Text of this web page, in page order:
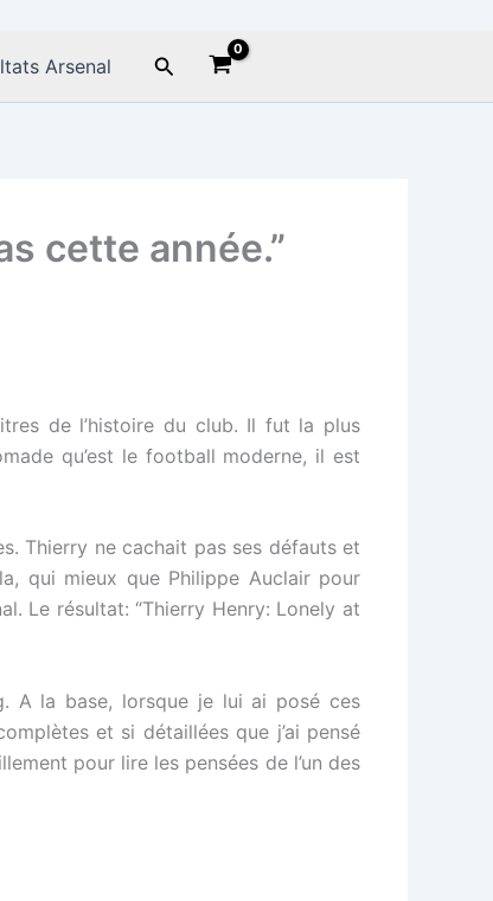
Arsenal Rechercher
cette année.”
de l’histoire du club. Il fut la plus
qu’est le football moderne, il est
Thierry ne cachait pas ses défauts et
qui mieux que Philippe Auclair pour
Le résultat: “Thierry Henry: Lonely at
A la base, lorsque je lui ai posé ces
et si détaillées que j’ai pensé
pour lire les pensées de l’un des